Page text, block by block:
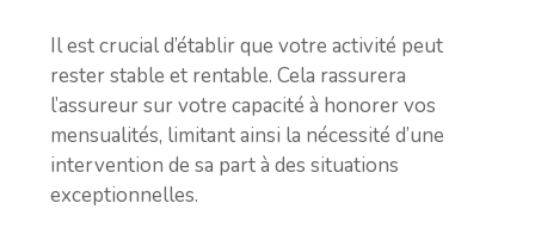
Il est crucial d’établir que votre activité peut
rester stable et rentable. Cela rassurera
l’assureur sur votre capacité à honorer vos
mensualités, limitant ainsi la nécessité d’une
intervention de sa part à des situations
exceptionnelles.